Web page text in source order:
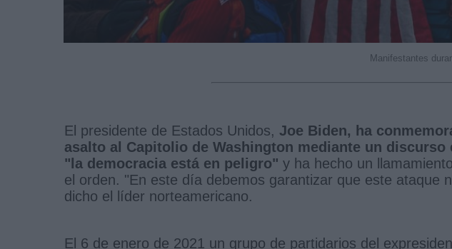
Manifestantes
El presidente de Estados Unidos, Joe Biden, ha
asalto al Capitolio de Washington mediante un discurso
"la democracia está en peligro" y ha hecho un
el orden. "En este día debemos garantizar que este ataque
dicho el líder norteamericano.
El 6 de enero de 2021 un grupo de partidarios del